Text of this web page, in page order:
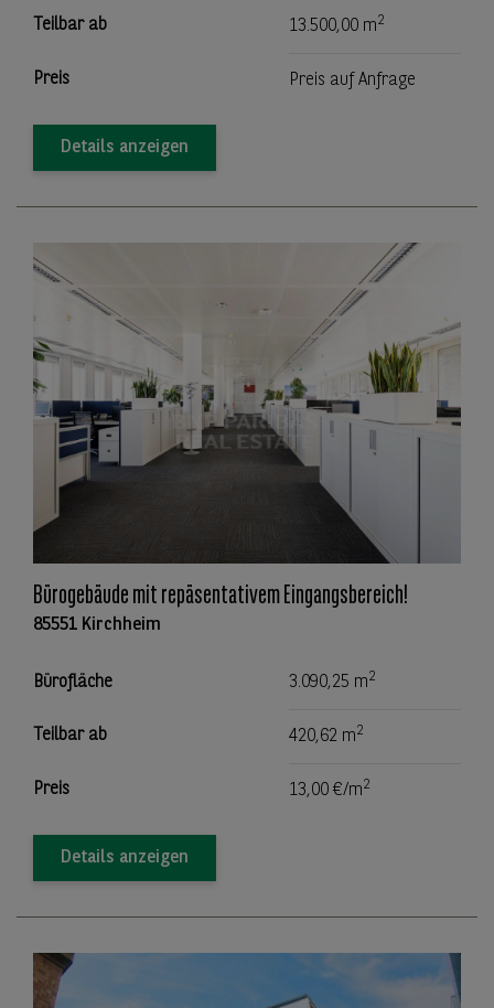
Teilbar ab 13.500,00 m2
Preis Preis auf Anfrage
Details anzeigen
Bürogebäude mit repäsentativem Eingangsbereich!
85551 Kirchheim
Bürofläche 3.090,25 m2
Teilbar ab 420,62 m2
Preis 13,00 €/m2
Details anzeigen